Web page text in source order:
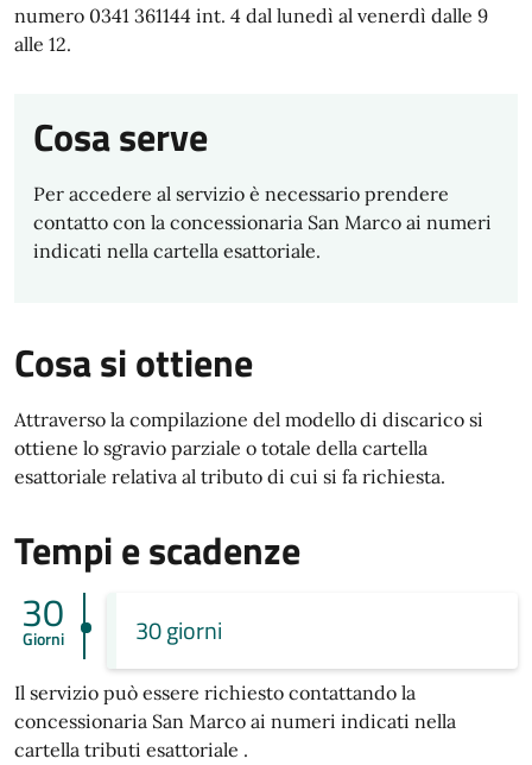
numero 0341 361144 int. 4 dal lunedì al venerdì dalle 9
alle 12.
Cosa serve
Per accedere al servizio è necessario prendere
contatto con la concessionaria San Marco ai numeri
indicati nella cartella esattoriale.
Cosa si ottiene
Attraverso la compilazione del modello di discarico si
ottiene lo sgravio parziale o totale della cartella
esattoriale relativa al tributo di cui si fa richiesta.
Tempi e scadenze
30
Giorni 30 giorni
Il servizio può essere richiesto contattando la
concessionaria San Marco ai numeri indicati nella
cartella tributi esattoriale .